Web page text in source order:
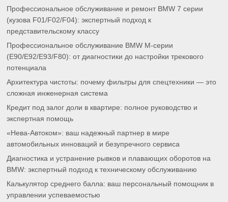
Профессиональное обслуживание и ремонт BMW 7 серии
(кузова F01/F02/F04): экспертный подход к
представительскому классу
Профессиональное обслуживание BMW M-серии
(E90/E92/E93/F80): от диагностики до настройки трекового
потенциала
Архитектура чистоты: почему фильтры для спецтехники — это
сложная инженерная система
Кредит под залог доли в квартире: полное руководство и
экспертная помощь
«Нева-Автоком»: ваш надежный партнер в мире
автомобильных инноваций и безупречного сервиса
Диагностика и устранение рывков и плавающих оборотов на
BMW: экспертный подход к техническому обслуживанию
Калькулятор среднего балла: ваш персональный помощник в
управлении успеваемостью